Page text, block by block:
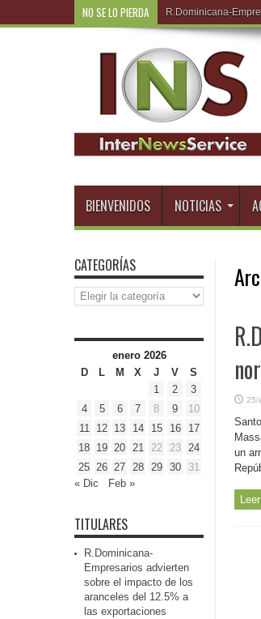
NO SE LO PIERDA R.Dominic
BIENVENIDOS NOTICIAS
25/
un
CATEGORÍAS
Categorías
enero 2026
D
L M X J V
S
1
2
3
4
5 6 7 8 9
10
11
12 13 14 15 16
17
18 19 20 21 22 23
24
25 26 27 28 29 30
31
« Dic
Feb »
TITULARES
R.Dominicana-
Empresarios advierten
sobre el impacto de los
aranceles del 12.5% a
las exportaciones